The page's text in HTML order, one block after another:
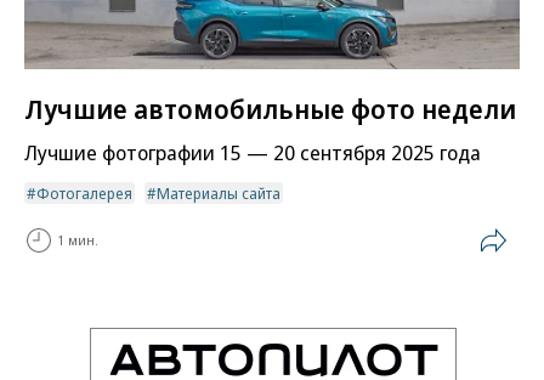
Лучшие автомобильные фото недели
Лучшие фотографии 15 — 20 сентября 2025 года
Фотогалерея Материалы сайта
1 мин.